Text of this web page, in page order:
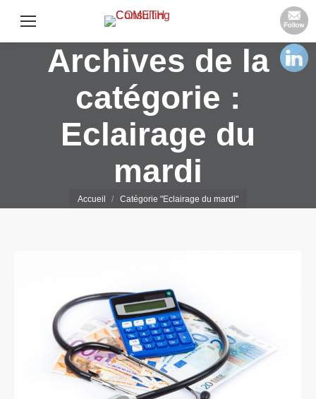
Archives de la
catégorie :
Eclairage du
mardi
Vous êtes ici :
Accueil Catégorie "Eclairage du mardi"